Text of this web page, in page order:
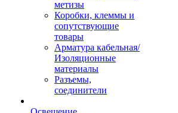
метизы
Коробки, клеммы и
сопутствующие
товары
Арматура кабельная/
Изоляционные
материалы
Разъемы,
соединители